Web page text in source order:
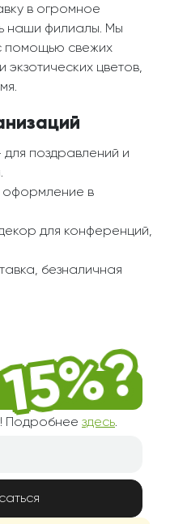
в огромное
наши филиалы. Мы
помощью свежих
экзотических цветов,
поздравлений и
оформление в
для конференций,
безналичная
Подробнее здесь.